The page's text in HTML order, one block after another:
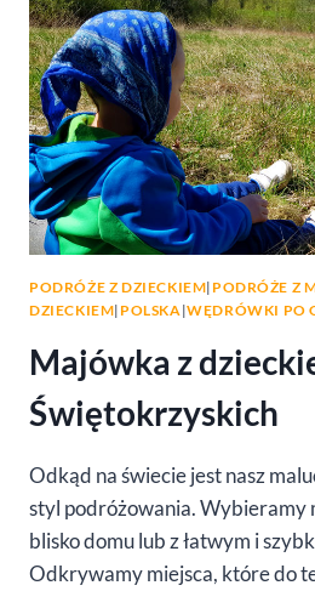
–
POZNAJ
JEZIORO
BIAŁE
(GOSTYNIN)
PODRÓŻE Z DZIECKIEM| PODRÓŻE Z
DZIECKIEM| POLSKA |WĘDRÓWKI PO
Majówka z
Świętokrzyskich
Odkąd na świecie jest nasz
styl podróżowania. Wybieramy
blisko domu lub z łatwym i
Odkrywamy miejsca, które do